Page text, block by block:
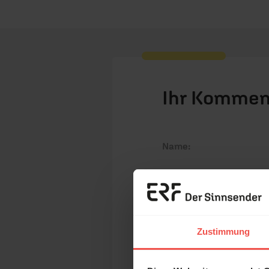
Zustimmung
Ihr
Name:
E-Mail:
Die E-Mail-Adresse wirdDas
und